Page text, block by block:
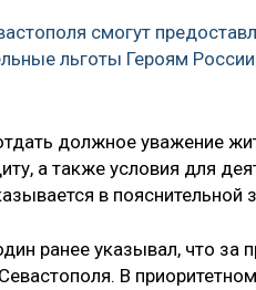
смогут
льготы Героям России
должное уважение
а также условия для
в пояснительной
ранее указывал, что
В